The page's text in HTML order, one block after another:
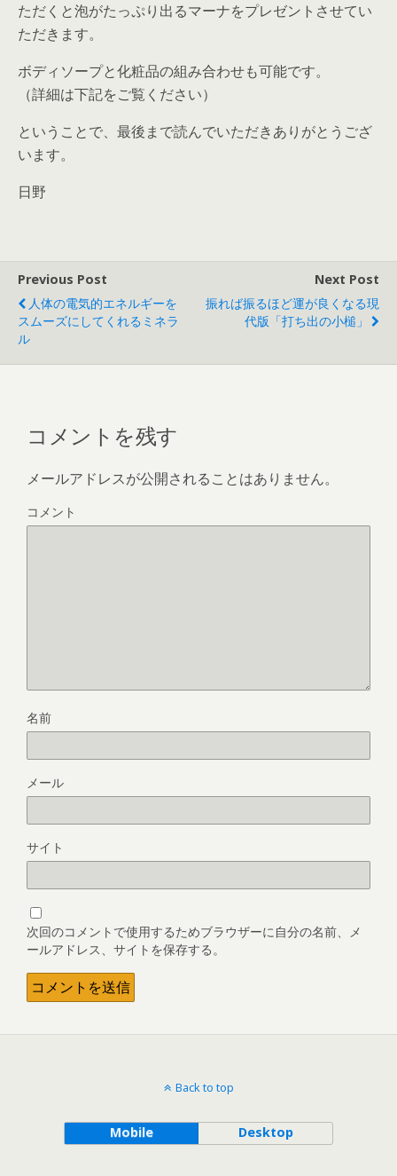
ただくと泡がたっぷり出るマーナをプレゼントさせてい
ただきます。
ボディソープと化粧品の組み合わせも可能です。
（詳細は下記をご覧ください）
ということで、最後まで読んでいただきありがとうござ
います。
日野
Previous Post
人体の電気的エネルギーを
スムーズにしてくれるミネラ
ル
Next Post
振れば振るほど運が良くなる現
代版「打ち出の小槌」
コメントを残す
メールアドレスが公開されることはありません。
コメント
名前
メール
サイト
次回のコメントで使用するためブラウザーに自分の名前、メ
ールアドレス、サイトを保存する。
Back to top
Mobile Desktop